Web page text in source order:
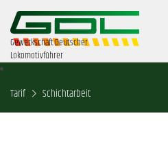
Gewerkschaft Deutscher
Lokomotivführer
Tarif Schichtarbeit